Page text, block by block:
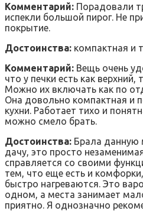
Комментарий: Порадовали
испекли большой пирог. Не
покрытие.
Достоинства: компактная и
Комментарий: Вещь очень
что у печки есть как верхний,
Можно их включать как по
Она довольно компактная и
кухни. Работает тихо и
можно смело брать.
Достоинства: Брала данную
дачу, это просто
справляется со своими
тем, что еще есть и
быстро нагреваются. Это
одном, а места занимает
приятно. Я однозначно